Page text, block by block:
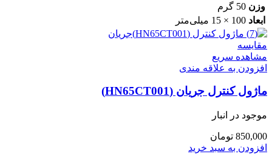
وزن 50 گرم
ابعاد 100 × 15 میلی‌متر
مقایسه
مشاهده سریع
افزودن به علاقه مندی
ماژول کنترل جریان (HN65CT001)
موجود در انبار
850,000 تومان
افزودن به سبد خرید